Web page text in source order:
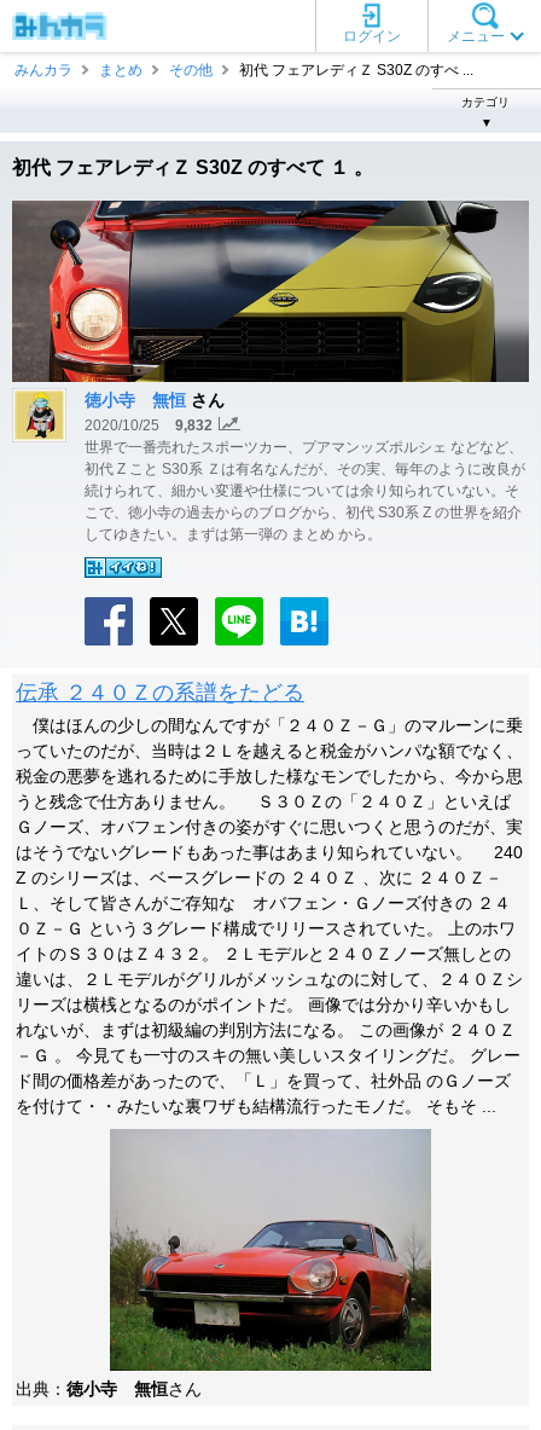
メニュー
ログイン
みんカラ
まとめ その他 初代 フェアレディＺ S30Z のすべ ...
カテゴリ
▼
初代 フェアレディＺ S30Z のすべて １ 。
徳小寺 無恒 さん
2020/10/25
9,832
世界で一番売れたスポーツカー、プアマンッズポルシェ などなど、
初代 Z こと S30系 Ｚは有名なんだが、その実、毎年のように改良が
続けられて、細かい変遷や仕様については余り知られていない。そ
こで、徳小寺の過去からのブログから、初代 S30系 Z の世界を紹介
してゆきたい。まずは第一弾の まとめ から。
伝承 ２４０Ｚの系譜をたどる
僕はほんの少しの間なんですが「２４０Ｚ－Ｇ」のマルーンに乗
っていたのだが、当時は２Ｌを越えると税金がハンパな額でなく、
税金の悪夢を逃れるために手放した様なモンでしたから、今から思
うと残念で仕方ありません。 Ｓ３０Ｚの「２４０Ｚ」といえば
Ｇノーズ、オバフェン付きの姿がすぐに思いつくと思うのだが、実
はそうでないグレードもあった事はあまり知られていない。 240
Z のシリーズは、ベースグレードの ２４０Ｚ 、次に ２４０Ｚ－
Ｌ、そして皆さんがご存知な オバフェン・Ｇノーズ付きの ２４
０Ｚ－Ｇ という３グレード構成でリリースされていた。 上のホワ
イトのＳ３０はＺ４３２。 ２Ｌモデルと２４０Ｚノーズ無しとの
違いは、２Ｌモデルがグリルがメッシュなのに対して、２４０Ｚシ
リーズは横桟となるのがポイントだ。 画像では分かり辛いかもし
れないが、まずは初級編の判別方法になる。 この画像が ２４０Ｚ
－Ｇ 。 今見ても一寸のスキの無い美しいスタイリングだ。 グレー
ド間の価格差があったので、「Ｌ」を買って、社外品 のＧノーズ
を付けて・・みたいな裏ワザも結構流行ったモノだ。 そもそ ...
出典： 徳小寺 無恒さん